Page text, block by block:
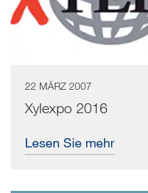
22 MÄRZ 2007
Xylexpo 2016
Lesen Sie mehr